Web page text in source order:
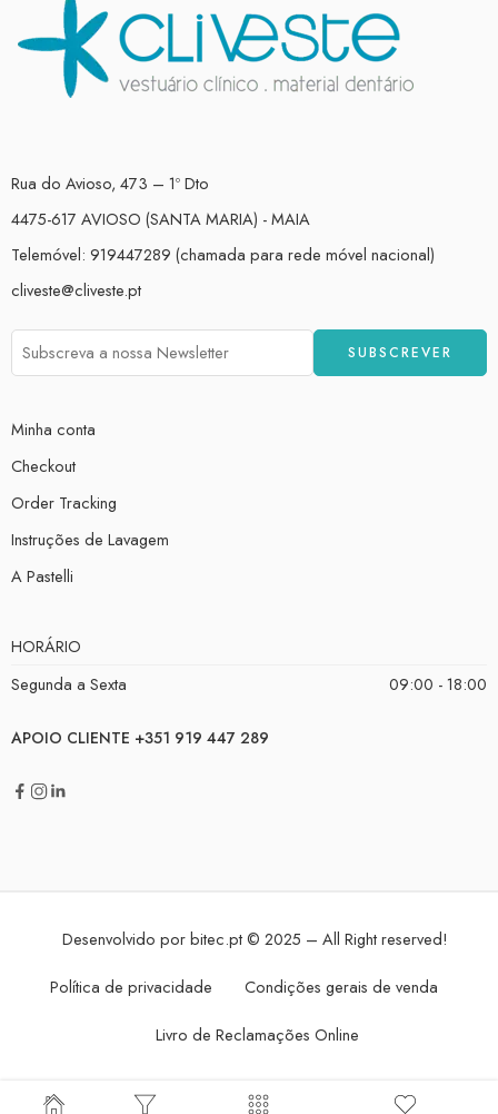
Rua do Avioso, 473 – 1º Dto
4475-617 AVIOSO (SANTA MARIA) - MAIA
Telemóvel: 919447289 (chamada para rede móvel nacional)
cliveste@cliveste.pt
Minha conta
Checkout
Order Tracking
Instruções de Lavagem
A Pastelli
HORÁRIO
Segunda a Sexta
09:00 - 18:00
APOIO CLIENTE +351 919 447 289
Desenvolvido porbitec.pt© 2025 – All Right reserved!
Política de privacidade Condições gerais de venda
Livro de Reclamações Online